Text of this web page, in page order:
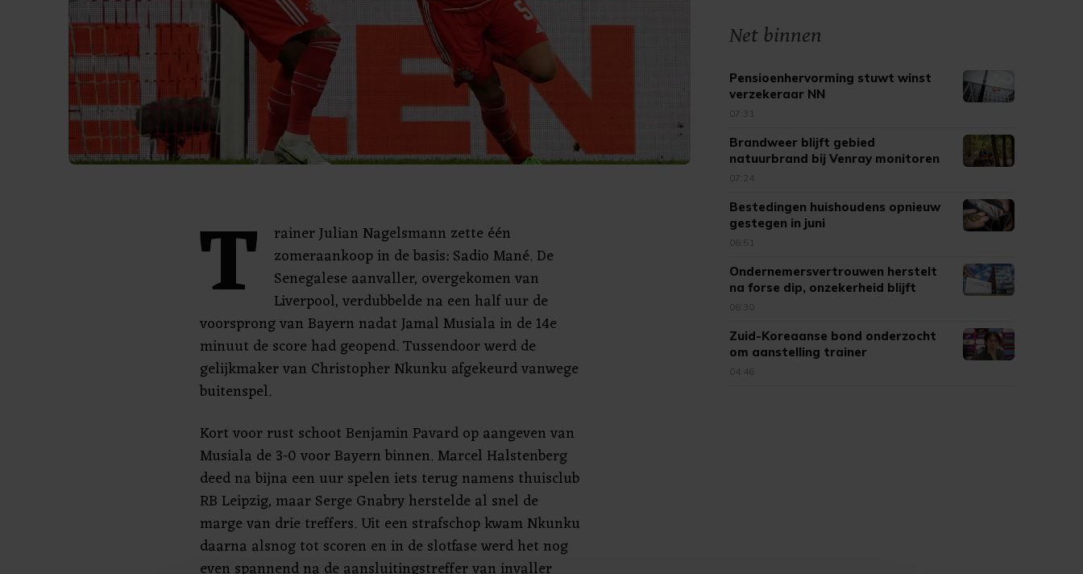
T
rainer Julian Nagelsmann zette één
zomeraankoop in de basis: Sadio Mané. De
Senegalese aanvaller, overgekomen van
Liverpool, verdubbelde na een half uur de
voorsprong van Bayern nadat Jamal Musiala in de 14e
minuut de score had geopend. Tussendoor werd de
gelijkmaker van Christopher Nkunku afgekeurd vanwege
buitenspel.
Kort voor rust schoot Benjamin Pavard op aangeven van
Musiala de 3-0 voor Bayern binnen. Marcel Halstenberg
deed na bijna een uur spelen iets terug namens thuisclub
RB Leipzig, maar Serge Gnabry herstelde al snel de
marge van drie treffers. Uit een strafschop kwam Nkunku
daarna alsnog tot scoren en in de slotfase werd het nog
Net binnen
Pensioenhervorming stuwt winst
verzekeraar NN
07:31
Brandweer blijft gebied
natuurbrand bij Venray monitoren
07:24
Bestedingen huishoudens opnieuw
gestegen in juni
06:51
Ondernemersvertrouwen herstelt
na forse dip, onzekerheid blijft
06:30
Zuid-Koreaanse bond onderzocht
om aanstelling trainer
04:46